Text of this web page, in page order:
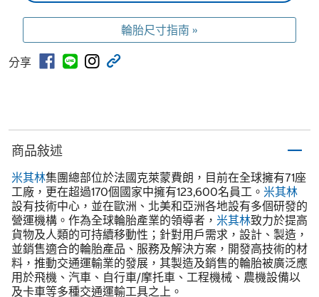
輪胎尺寸指南 »
分享
商品敍述
米其林集團總部位於法國克萊蒙費朗，目前在全球擁有71座
工廠，更在超過170個國家中擁有123,600名員工。 米其林
設有技術中心，並在歐洲、北美和亞洲各地設有多個研發的
營運機構。作為全球輪胎產業的領導者， 米其林致力於提高
貨物及人類的可持續移動性；針對用戶需求，設計、製造，
並銷售適合的輪胎產品、服務及解決方案，開發高技術的材
料，推動交通運輸業的發展，其製造及銷售的輪胎被廣泛應
用於飛機、汽車、自行車/摩托車、工程機械、農機設備以
及卡車等多種交通運輸工具之上。